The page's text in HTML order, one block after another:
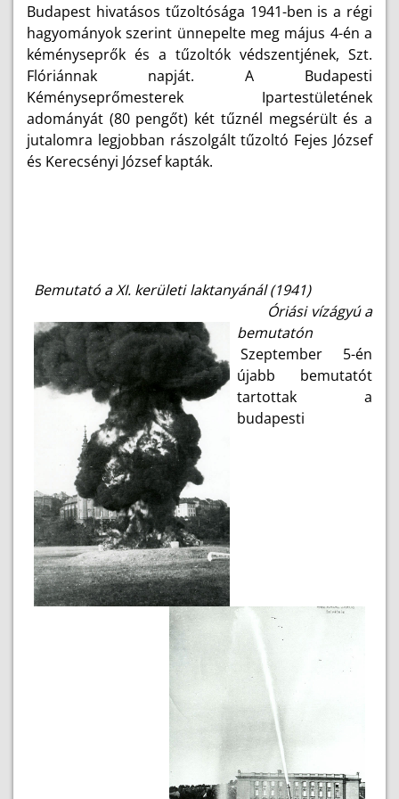
Budapest hivatásos tűzoltósága 1941-ben is a régi
hagyományok szerint ünnepelte meg május 4-én a
kéményseprők és a tűzoltók védszentjének, Szt.
Flóriánnak napját. A Budapesti
Kéményseprőmesterek Ipartestületének
adományát (80 pengőt) két tűznél megsérült és a
jutalomra legjobban rászolgált tűzoltó Fejes József
és Kerecsényi József kapták.
Bemutató a XI. kerületilaktanyánál (1941)
Óriási vízágyú a
bemutatón
Szeptember 5-én
újabb bemutatót
tartottak a
budapesti